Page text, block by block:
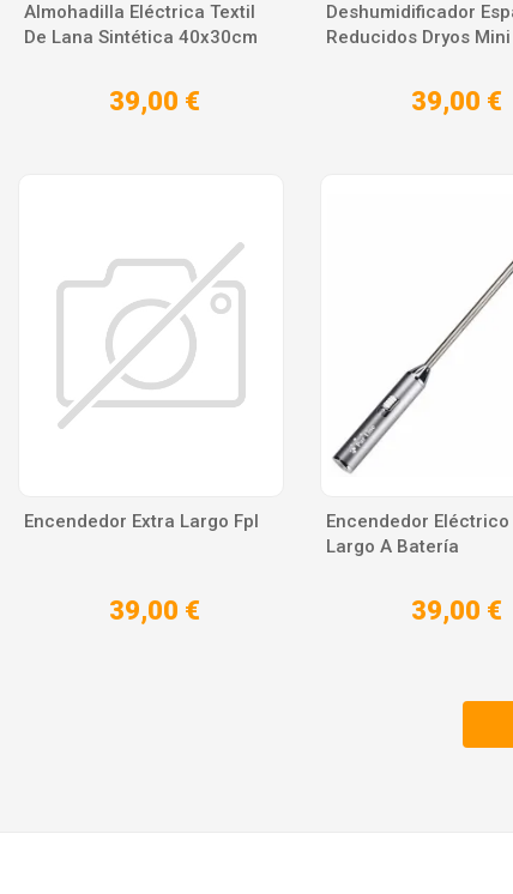
Almohadilla Eléctrica Textil
De Lana Sintética 40x30cm
39,00 €
Deshumidificador
Reducidos Dryos Mini
39,00 €
Encendedor Extra Largo Fpl
39,00 €
Encendedor Eléctrico
Largo A Batería
39,00 €